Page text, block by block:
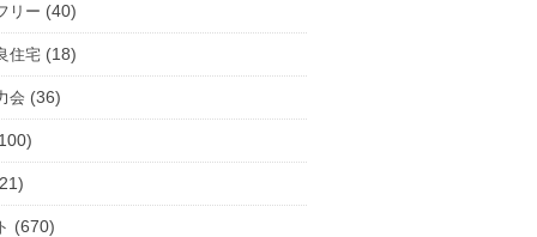
リー (40)
住宅 (18)
会 (36)
(670)